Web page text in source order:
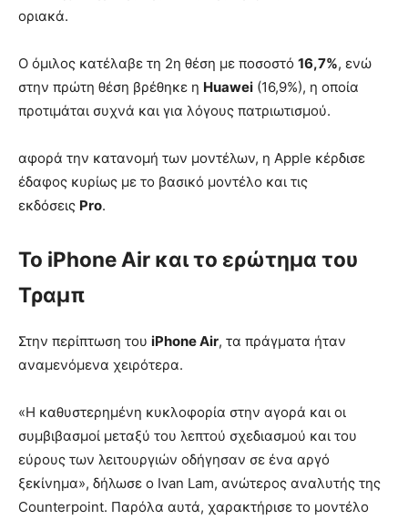
οριακά.
Ο όμιλος κατέλαβε τη 2η θέση με ποσοστό 16,7%, ενώ
στην πρώτη θέση βρέθηκε η Huawei (16,9%), η οποία
προτιμάται συχνά και για λόγους πατριωτισμού.
αφορά την κατανομή των μοντέλων, η Apple κέρδισε
έδαφος κυρίως με το βασικό μοντέλο και τις
εκδόσεις Pro.
Το iPhone Air και το ερώτημα του
Τραμπ
Στην περίπτωση του iPhone Air, τα πράγματα ήταν
αναμενόμενα χειρότερα.
«Η καθυστερημένη κυκλοφορία στην αγορά και οι
συμβιβασμοί μεταξύ του λεπτού σχεδιασμού και του
εύρους των λειτουργιών οδήγησαν σε ένα αργό
ξεκίνημα», δήλωσε ο Ivan Lam, ανώτερος αναλυτής της
Counterpoint. Παρόλα αυτά, χαρακτήρισε το μοντέλο